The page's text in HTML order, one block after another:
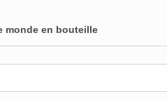
monde en bouteille